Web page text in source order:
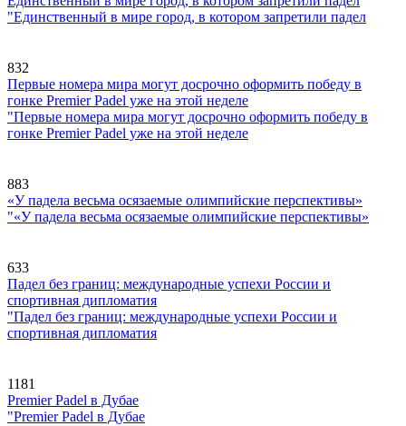
"Единственный в мире город, в котором запретили падел
832
Первые номера мира могут досрочно оформить победу в
гонке Premier Padel уже на этой неделе
"Первые номера мира могут досрочно оформить победу в
гонке Premier Padel уже на этой неделе
883
«У падела весьма осязаемые олимпийские перспективы»
"«У падела весьма осязаемые олимпийские перспективы»
633
Падел без границ: международные успехи России и
спортивная дипломатия
"Падел без границ: международные успехи России и
спортивная дипломатия
1181
Premier Padel в Дубае
"Premier Padel в Дубае